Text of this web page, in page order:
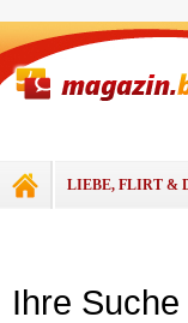
LIEBE, FLIRT &
Ihre